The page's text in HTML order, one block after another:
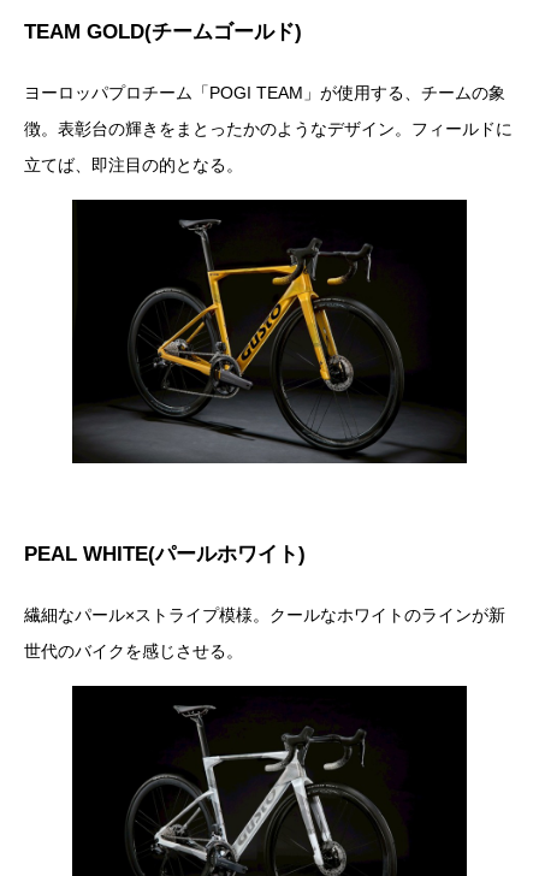
TEAM GOLD(チームゴールド)
ヨーロッパプロチーム「POGI TEAM」が使用する、チームの象
徴。表彰台の輝きをまとったかのようなデザイン。フィールドに
立てば、即注目の的となる。
PEAL WHITE(パールホワイト)
繊細なパール×ストライプ模様。クールなホワイトのラインが新
世代のバイクを感じさせる。